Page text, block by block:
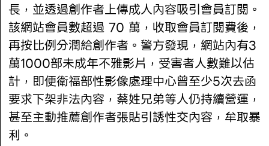
長，並透過創作者上傳成人內容吸引會員訂閱。
該網站會員數超過 70 萬，收取會員訂閱費後，
再按比例分潤給創作者。警方發現，網站內有3
萬1000部未成年不雅影片，受害者人數難以估
計，即便衛福部性影像處理中心曾至少5次去函
要求下架非法內容，蔡姓兄弟等人仍持續營運，
甚至主動推薦創作者張貼引誘性交內容，牟取暴
利。